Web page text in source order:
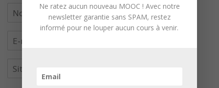
Ne ratez aucun nouveau MOOC ! Avec notre
newsletter garantie sans SPAM, restez
informé pour ne louper aucun cours à venir.